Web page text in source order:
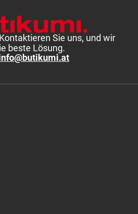
Kontaktieren Sie uns, und wir
beste Lösung.